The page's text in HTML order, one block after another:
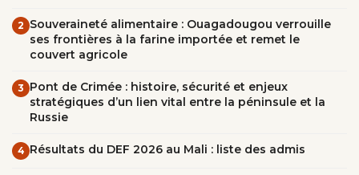
2 Souveraineté alimentaire : Ouagadougou verrouille
ses frontières à la farine importée et remet le
couvert agricole
3 Pont de Crimée : histoire, sécurité et enjeux
stratégiques d’un lien vital entre la péninsule et la
Russie
4 Résultats du DEF 2026 au Mali : liste des admis